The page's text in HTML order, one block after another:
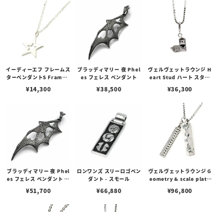
イーディーエフ フレームス
ターペンダントS Frame S
¥14,300
ブラッディマリー 夜 Phel
es フェレス ペンダント
¥38,500
ヴェルヴェットラウンジ H
eart Stud ハート スタッ
¥36,300
ブラッディマリー 夜 Phel
es フェレス ペンダント レ
¥51,700
ロンワンズ スリーロゴペン
ダント - スモール
¥66,880
ヴェルヴェットラウンジ G
eometry & scale plate
レートペンダント
¥96,800